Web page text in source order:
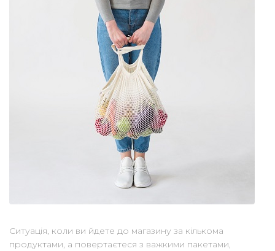
Ситуація, коли ви йдете до магазину за кількома
продуктами, а повертаєтеся з важкими пакетами,